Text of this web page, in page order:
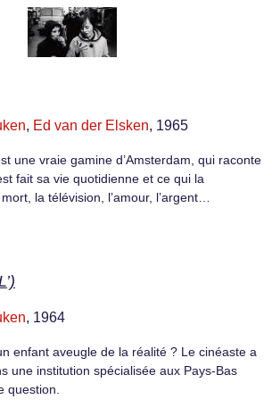
, Ed van der Elsken, 1965
une vraie gamine d’Amsterdam, qui raconte
fait sa vie quotidienne et ce qui la
la télévision, l’amour, l’argent…
, 1964
enfant aveugle de la réalité ? Le cinéaste a
une institution spécialisée aux Pays-Bas
question.